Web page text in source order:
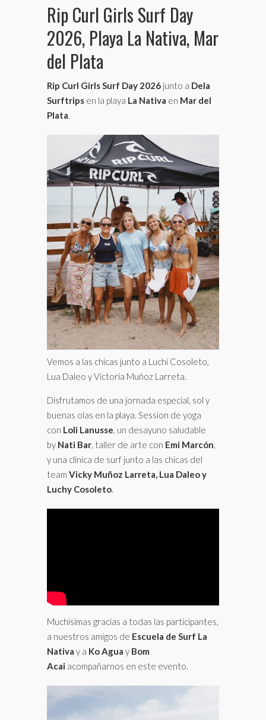
Rip Curl Girls Surf Day
2026, Playa La Nativa, Mar
del Plata
Rip Curl Girls Surf Day 2026 junto a Dela
Surftrips en la playa La Nativa en Mar del
Plata
Vemos a las chicas junto a Luchi Cosoleto,
Lua Daleo y Victoria Muñoz Larreta.
Disfrutamos de una jornada especial, sol y
buenas olas en la playa. Session de yoga
con Loli Lanusse, un desayuno saludable
by Nati Bar, taller de arte con Emi Marcón,
y una clínica de surf junto a las chicas del
team Vicky Muñoz Larreta, Lua Daleo y
Luchy Cosoleto.
Muchísimas gracias a todas las participantes,
a nuestros amigos de Escuela de Surf La
Nativa y a Ko Agua y Bom
Acai acompañarnos en este evento.